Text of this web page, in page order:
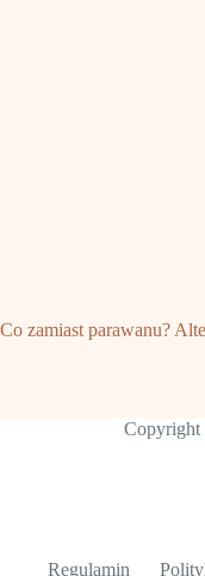
Co zamiast parawanu?
Copyright
Regulamin